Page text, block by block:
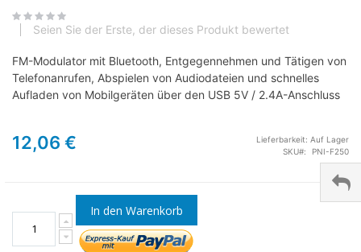
Seien Sie der Erste, der dieses Produkt bewertet
FM-Modulator mit Bluetooth, Entgegennehmen und Tätigen von
Telefonanrufen, Abspielen von Audiodateien und schnelles
Aufladen von Mobilgeräten über den USB 5V / 2.4A-Anschluss
12,06 € Lieferbarkeit: Auf Lager
SKU
PNI-F250
In den Warenkorb